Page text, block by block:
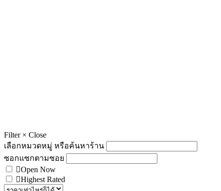
Filter × Close
เลือกหมวดหมู่ หรือค้นหาร้าน
ซอกแซกตามซอย
Open Now
Highest Rated